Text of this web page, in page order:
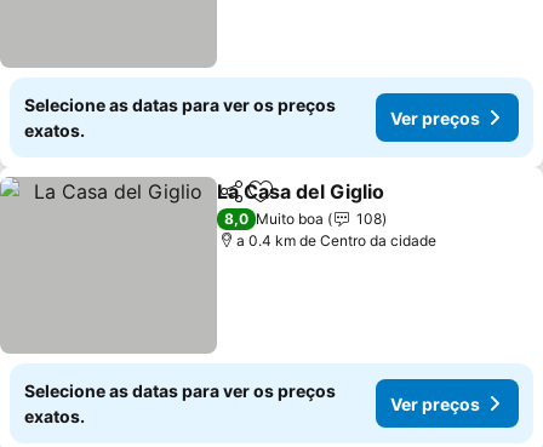
Selecione as datas para ver os preços
exatos.
Ver preços
PartilharAdicionar aos favoritos
La Casa del Giglio
8,0 Muito boa
108
a 0.4 km de Centro da cidade
Selecione as datas para ver os preços
exatos.
Ver preços